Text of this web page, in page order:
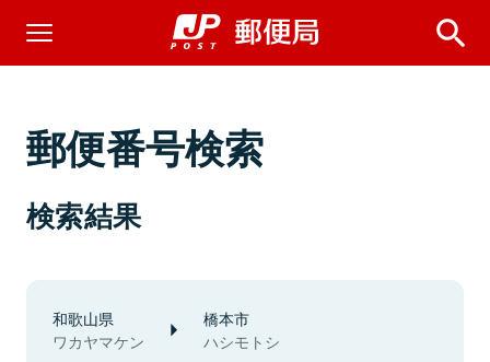
郵便番号検索
検索結果
和歌山県
ワカヤマケン
橋本市
ハシモトシ